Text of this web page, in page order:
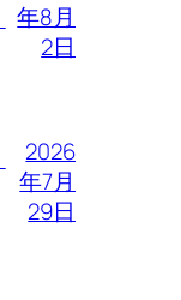
年8月
2日
2026
年7月
29日